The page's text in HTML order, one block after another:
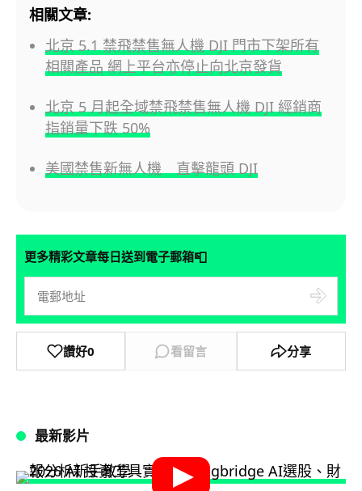
相關文章:
北京 5.1 禁飛禁售無人機 DJI 門市下架所有
相關產品 網上平台亦停止向北京發貨
北京 5 月起全域禁飛禁售無人機 DJI 經銷商
指銷量下跌 50%
美國禁售新無人機 直擊龍頭 DJI
更多精彩文章每日送到電子郵箱📮
讚好0 看留言 分享
最新影片